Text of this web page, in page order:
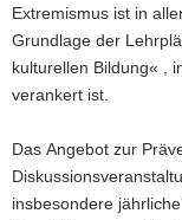
Extremismus ist in
Grundlage der
kulturellen Bildung« ,
verankert ist.
Das Angebot zur
insbesondere